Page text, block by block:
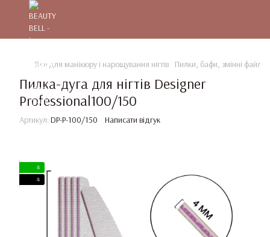
Все для манікюру і нарощування нігтів Пилки, бафи, змінні файли
Пилка-дуга для нігтів Designer
Professional100/150
Артикул: DP-P-100/150 Написати відгук
4
4